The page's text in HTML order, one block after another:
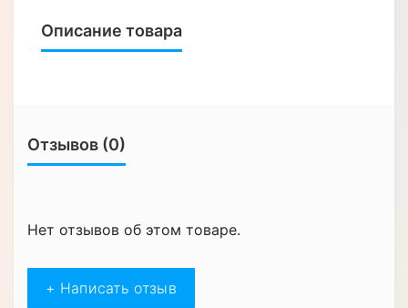
Описание товара
Отзывов (0)
Нет отзывов об этом товаре.
+ Написать отзыв